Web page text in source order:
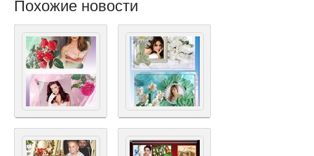
Похожие новости